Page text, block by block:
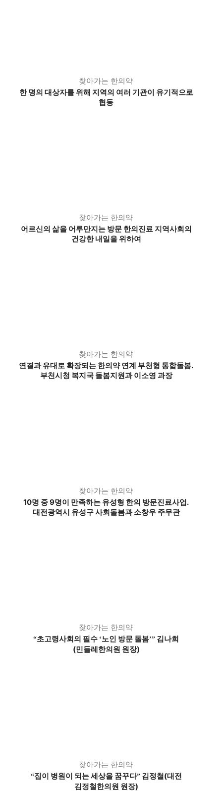
찾아가는 한의약
한 명의 대상자를 위해 지역의 여러 기관이 유기적으로
협동
찾아가는 한의약
어르신의 삶을 어루만지는 방문 한의진료 지역사회의
건강한 내일을 위하여
찾아가는 한의약
연결과 유대로 확장되는 한의약 연계 부천형 통합돌봄.
부천시청 복지국 돌봄지원과 이소영 과장
찾아가는 한의약
10명 중 9명이 만족하는 유성형 한의 방문진료사업.
대전광역시 유성구 사회돌봄과 소창우 주무관
찾아가는 한의약
“초고령사회의 필수 ‘노인 방문 돌봄’” 김나희
(민들레한의원 원장)
찾아가는 한의약
“집이 병원이 되는 세상을 꿈꾸다”김정철(대전
김정철한의원 원장)